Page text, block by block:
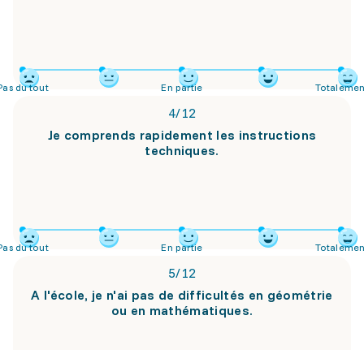
du tout En partie
4/12
Je comprends rapidement les instructions
techniques.
du tout En partie
5/12
A l'école, je n'ai pas de difficultés en géométrie
ou en mathématiques.